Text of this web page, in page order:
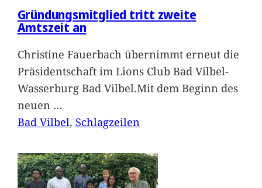
Gründungsmitglied tritt zweite
Amtszeit an
Christine Fauerbach übernimmt erneut die
Präsidentschaft im Lions Club Bad Vilbel-
Wasserburg Bad Vilbel.Mit dem Beginn des
neuen …
Bad Vilbel, Schlagzeilen